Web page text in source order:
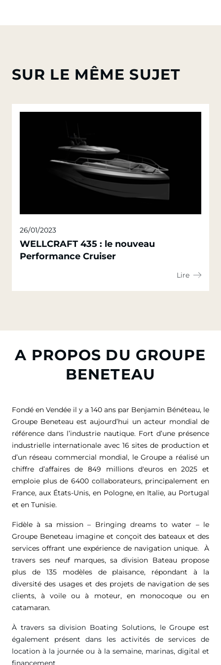
SUR LE MÊME SUJET
26/01/2023
WELLCRAFT 435 : le nouveau
Performance Cruiser
Lire
A PROPOS DU GROUPE
BENETEAU
Fondé en Vendée il y a 140 ans par Benjamin Bénéteau, le
Groupe Beneteau est aujourd’hui un acteur mondial de
référence dans l’industrie nautique. Fort d’une présence
industrielle internationale avec 16 sites de production et
d’un réseau commercial mondial, le Groupe a réalisé un
chiffre d’affaires de 849 millions d'euros en 2025 et
emploie plus de 6400 collaborateurs, principalement en
France, aux États-Unis, en Pologne, en Italie, au Portugal
et en Tunisie.
Fidèle à sa mission – Bringing dreams to water – le
Groupe Beneteau imagine et conçoit des bateaux et des
services offrant une expérience de navigation unique. À
travers ses neuf marques, sa division Bateau propose
plus de 135 modèles de plaisance, répondant à la
diversité des usages et des projets de navigation de ses
clients, à voile ou à moteur, en monocoque ou en
catamaran.
À travers sa division Boating Solutions, le Groupe est
également présent dans les activités de services de
location à la journée ou à la semaine, marinas, digital et
financement